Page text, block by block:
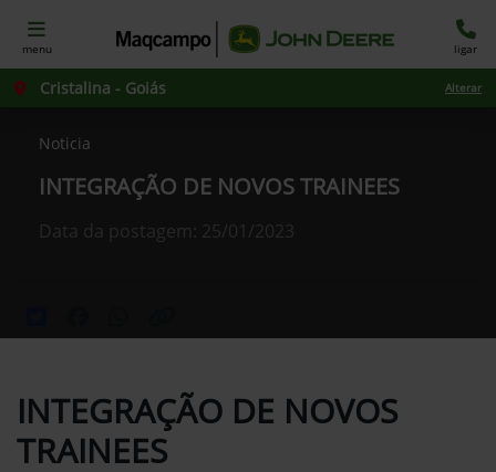
menu ligar
Cristalina - Goiás Alterar
Noticia
INTEGRAÇÃO DE NOVOS TRAINEES
Data da postagem: 25/01/2023
INTEGRAÇÃO DE NOVOS
TRAINEES